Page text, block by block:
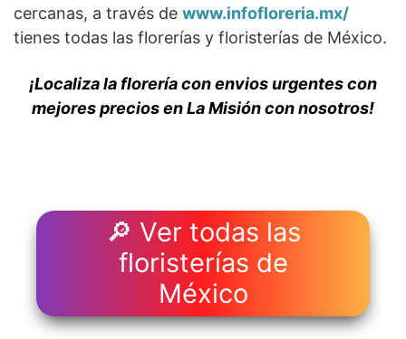
cercanas, a través de www.infofloreria.mx/
tienes todas las florerías y floristerías de México.
¡Localiza la florería con envios urgentes con
mejores precios en La Misión con nosotros!
🔎 Ver todas las
floristerías de
México